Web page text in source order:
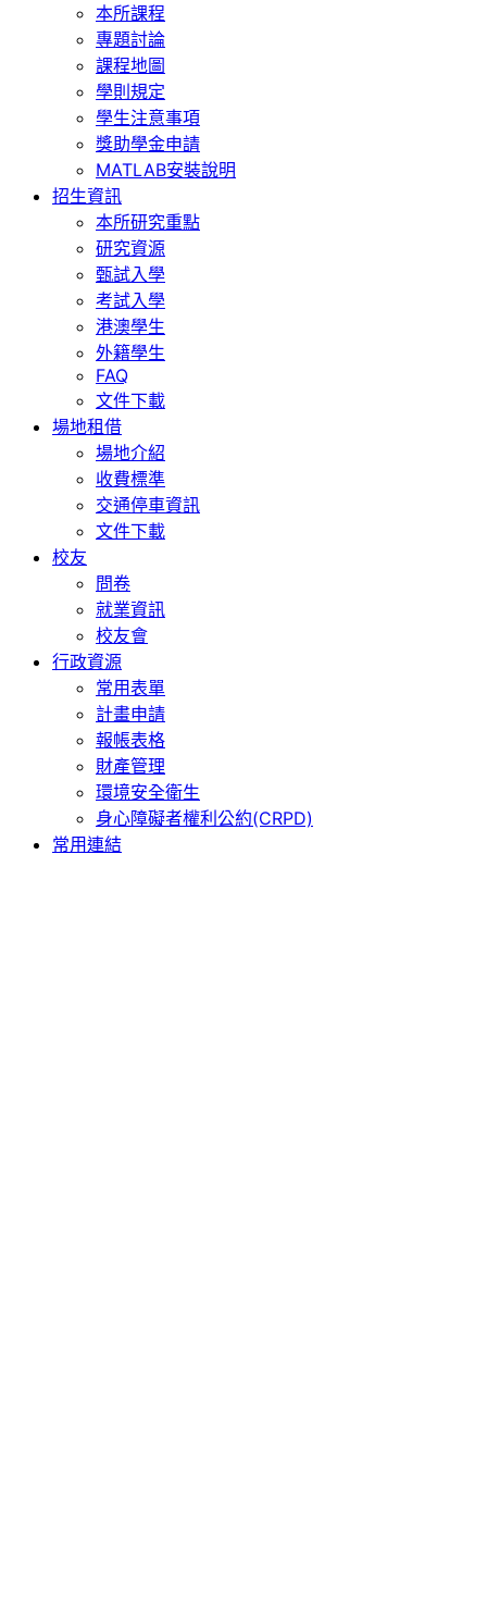
本所課程
專題討論
課程地圖
學則規定
學生注意事項
獎助學金申請
MATLAB安裝說明
招生資訊
本所研究重點
研究資源
甄試入學
考試入學
港澳學生
外籍學生
FAQ
文件下載
場地租借
場地介紹
收費標準
交通停車資訊
文件下載
校友
問卷
就業資訊
校友會
行政資源
常用表單
計畫申請
報帳表格
財產管理
環境安全衛生
身心障礙者權利公約(CRPD)
常用連結